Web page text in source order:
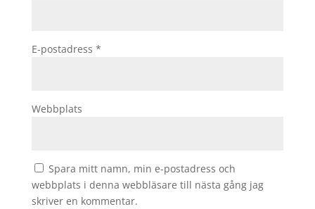
E-postadress *
Webbplats
Spara mitt namn, min e-postadress och
webbplats i denna webbläsare till nästa gång jag
skriver en kommentar.